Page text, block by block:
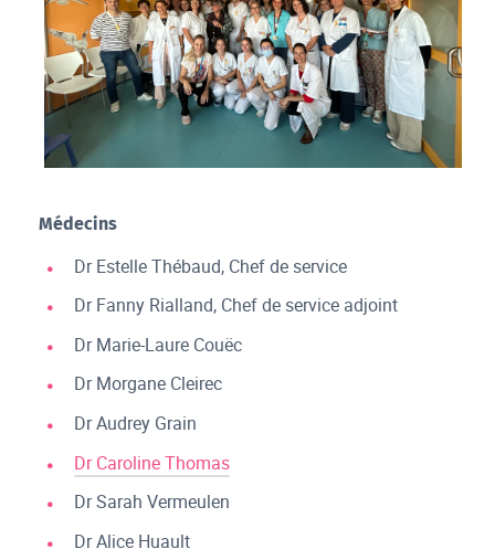
Médecins
Dr Estelle Thébaud, Chef de service
Dr Fanny Rialland, Chef de service adjoint
Dr Marie-Laure Couëc
Dr Morgane Cleirec
Dr Audrey Grain
Dr Caroline Thomas
Dr Sarah Vermeulen
Dr Alice Huault